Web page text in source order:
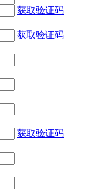
获取验证码
获取验证码
获取验证码